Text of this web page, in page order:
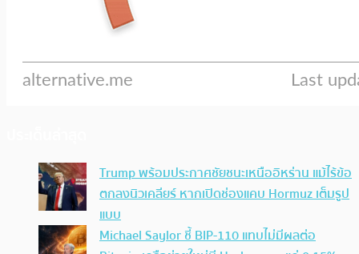
Trump พร้อมประกาศชัยชนะเหนืออิหร่าน แม้ไร้ข้อ
ตกลงนิวเคลียร์ หากเปิดช่องแคบ Hormuz เต็มรูป
แบบ
Michael Saylor ชี้ BIP-110 แทบไม่มีผลต่อ